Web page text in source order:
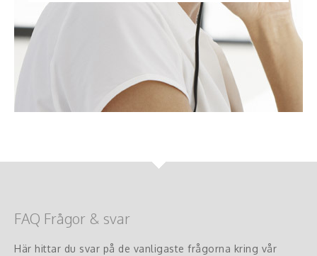
FAQ Frågor & svar
Här hittar du svar på de vanligaste frågorna kring vår